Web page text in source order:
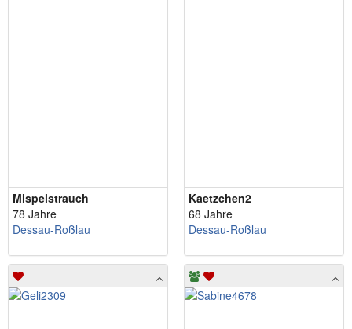
Mispelstrauch
78 Jahre
Dessau-Roßlau
Kaetzchen2
68 Jahre
Dessau-Roßlau